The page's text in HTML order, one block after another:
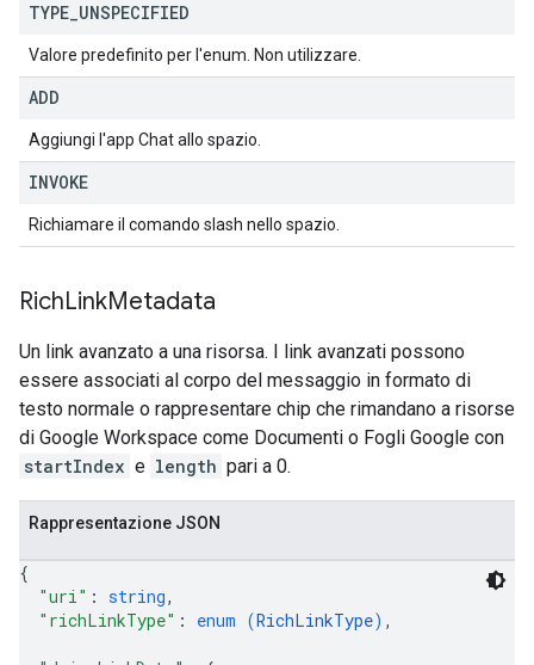
TYPE UNSPECIFIED
Valore predefinito per l'enum. Non utilizzare.
ADD
Aggiungi l'app Chat allo spazio.
INVOKE
Richiamare il comando slash nello spazio.
RichLinkMetadata
Un link avanzato a una risorsa. I link avanzati possono
essere associati al corpo del messaggio in formato di
testo normale o rappresentare chip che rimandano a risorse
di Google Workspace come Documenti o Fogli Google con
startIndex e length pari a 0.
Rappresentazione JSON
{
"uri" : string,
"richLinkType" : enum (RichLinkType) ,